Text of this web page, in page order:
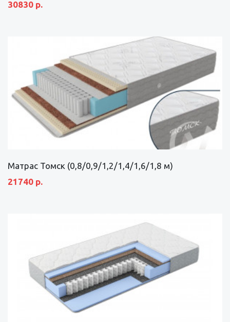
30830 р.
Матрас Томск (0,8/0,9/1,2/1,4/1,6/1,8 м)
21740 р.